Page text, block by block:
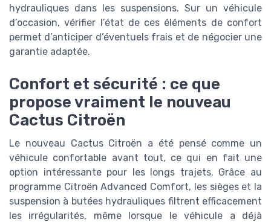
hydrauliques dans les suspensions. Sur un véhicule
d’occasion, vérifier l’état de ces éléments de confort
permet d’anticiper d’éventuels frais et de négocier une
garantie adaptée.
Confort et sécurité : ce que
propose vraiment le nouveau
Cactus Citroën
Le nouveau Cactus Citroën a été pensé comme un
véhicule confortable avant tout, ce qui en fait une
option intéressante pour les longs trajets. Grâce au
programme Citroën Advanced Comfort, les sièges et la
suspension à butées hydrauliques filtrent efficacement
les irrégularités, même lorsque le véhicule a déjà